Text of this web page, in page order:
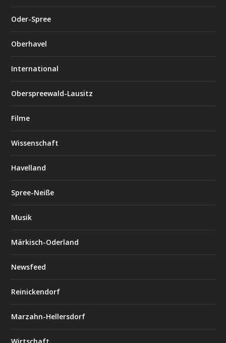
Oder-Spree
Oberhavel
International
Oberspreewald-Lausitz
Filme
Wissenschaft
Havelland
Spree-Neiße
Musik
Märkisch-Oderland
Newsfeed
Reinickendorf
Marzahn-Hellersdorf
Wirtschaft